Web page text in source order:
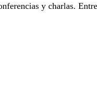
y charlas.